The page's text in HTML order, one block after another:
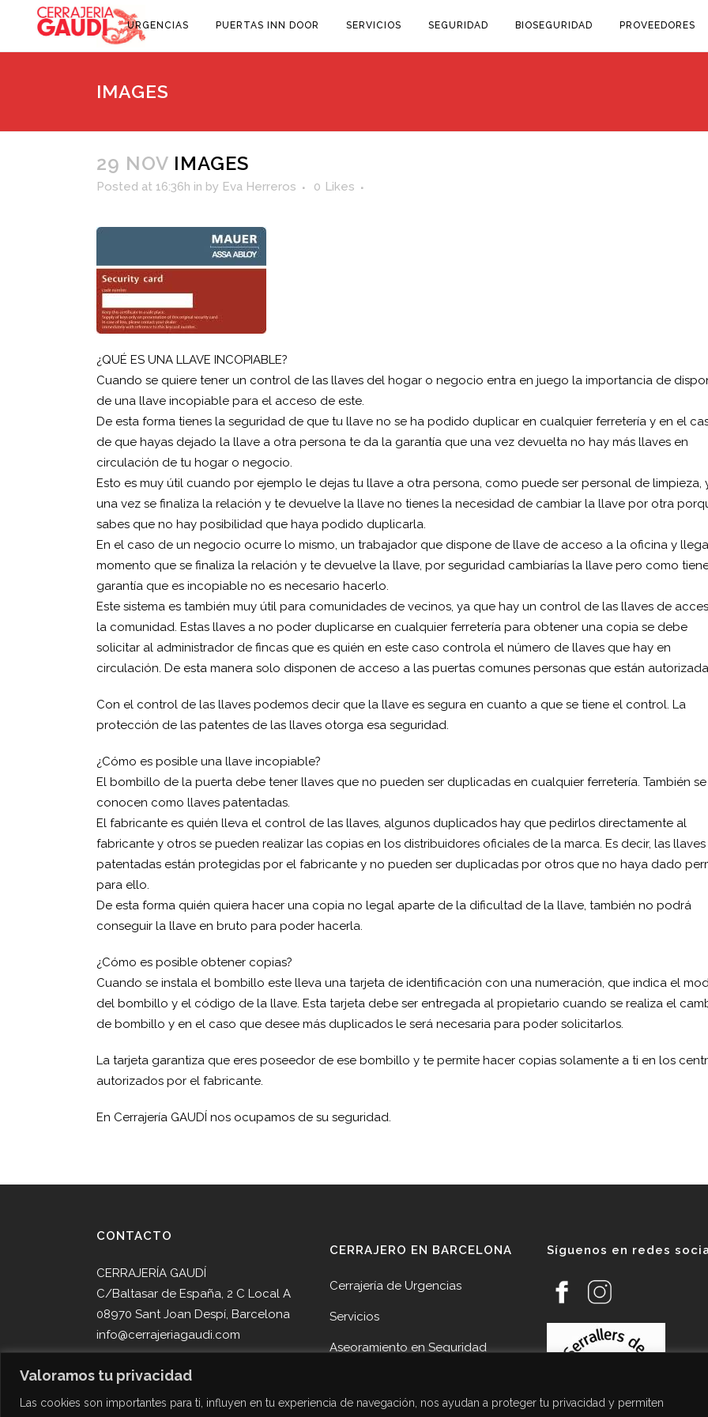
Valoramos tu privacidad
Las cookies son importantes para ti, influyen en tu experiencia de navegación, nos ayudan a proteger tu privacidad y permiten
URGENCIAS PUERTAS INN DOOR SERVICIOS SEGURIDAD BIOSEGURIDAD PROVEEDORES
IMAGES
29 NOV IMAGES
Posted at 16:36h in by Eva Herreros 0 Likes
¿QUÉ ES UNA LLAVE INCOPIABLE?
Cuando se quiere tener un control de las llaves del hogar o negocio entra en juego la importancia de
de una llave incopiable para el acceso de este.
De esta forma tienes la seguridad de que tu llave no se ha podido duplicar en cualquier ferretería y en el
de que hayas dejado la llave a otra persona te da la garantía que una vez devuelta no hay más llaves en
circulación de tu hogar o negocio.
Esto es muy útil cuando por ejemplo le dejas tu llave a otra persona, como puede ser personal de limpieza,
una vez se finaliza la relación y te devuelve la llave no tienes la necesidad de cambiar la llave por otra
sabes que no hay posibilidad que haya podido duplicarla.
En el caso de un negocio ocurre lo mismo, un trabajador que dispone de llave de acceso a la oficina y
momento que se finaliza la relación y te devuelve la llave, por seguridad cambiarías la llave pero como
garantía que es incopiable no es necesario hacerlo.
Este sistema es también muy útil para comunidades de vecinos, ya que hay un control de las llaves de
la comunidad. Estas llaves a no poder duplicarse en cualquier ferretería para obtener una copia se debe
solicitar al administrador de fincas que es quién en este caso controla el número de llaves que hay en
circulación. De esta manera solo disponen de acceso a las puertas comunes personas que están
Con el control de las llaves podemos decir que la llave es segura en cuanto a que se tiene el control. La
protección de las patentes de las llaves otorga esa seguridad.
¿Cómo es posible una llave incopiable?
El bombillo de la puerta debe tener llaves que no pueden ser duplicadas en cualquier ferretería. También se
conocen como llaves patentadas.
El fabricante es quién lleva el control de las llaves, algunos duplicados hay que pedirlos directamente al
fabricante y otros se pueden realizar las copias en los distribuidores oficiales de la marca. Es decir, las llaves
patentadas están protegidas por el fabricante y no pueden ser duplicadas por otros que no haya dado
para ello.
De esta forma quién quiera hacer una copia no legal aparte de la dificultad de la llave, también no podrá
conseguir la llave en bruto para poder hacerla.
¿Cómo es posible obtener copias?
Cuando se instala el bombillo este lleva una tarjeta de identificación con una numeración, que indica el
del bombillo y el código de la llave. Esta tarjeta debe ser entregada al propietario cuando se realiza el
de bombillo y en el caso que desee más duplicados le será necesaria para poder solicitarlos.
La tarjeta garantiza que eres poseedor de ese bombillo y te permite hacer copias solamente a ti en los
autorizados por el fabricante.
En Cerrajería GAUDÍ nos ocupamos de su seguridad.
CONTACTO
CERRAJERÍA GAUDÍ
C/Baltasar de España, 2 C Local A
08970 Sant Joan Despí, Barcelona
info@cerrajeriagaudi.com
Tel. 93 013 05 58
CERRAJERO EN BARCELONA
Cerrajería de Urgencias
Servicios
Aseoramiento en Seguridad
Noticias
Síguenos en redes